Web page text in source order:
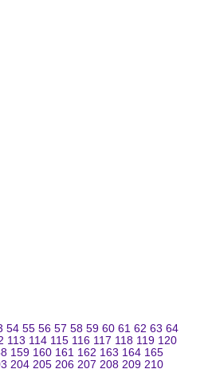
54 55 56 57 58 59 60 61 62 63 64
113 114 115 116 117 118 119 120
159 160 161 162 163 164 165
204 205 206 207 208 209 210